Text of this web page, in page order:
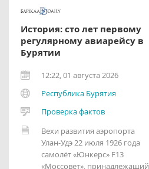
История: сто лет первому
регулярному авиарейсу в
Бурятии
12:22, 01 августа 2026
Республика Бурятия
Проверка фактов
Вехи развития аэропорта
Улан-Удэ 22 июля 1926 года
самолёт «Юнкерс» F13
«Моссовет», принадлежащий